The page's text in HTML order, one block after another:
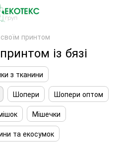
принтом
із бязі
з тканини
Шопери
Шопери оптом
Мішечки
та екосумок